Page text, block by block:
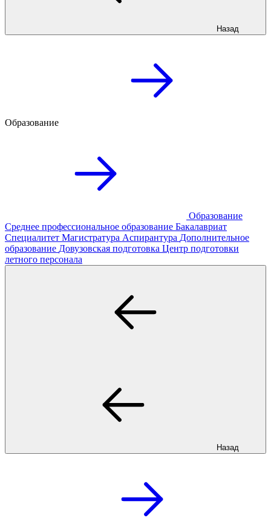
Назад
Образование
Образование
Среднее профессиональное образование Бакалавриат
Специалитет Магистратура Аспирантура Дополнительное
образование Довузовская подготовка Центр подготовки
летного персонала
Назад